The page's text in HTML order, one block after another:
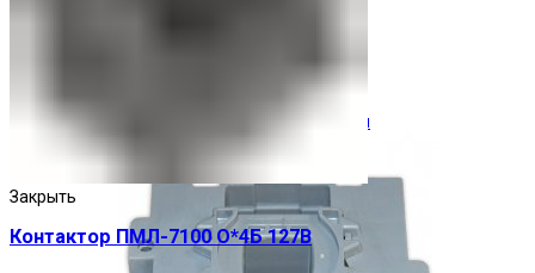
Ограничители перенапряжения
Закрыть
Контактор ПМЛ-7100 О*4Б 127В